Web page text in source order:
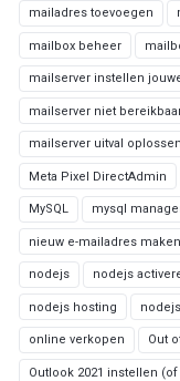
mailadres toevoegen
mailbox beheer
mailserver instellen
mailserver niet
mailserver uitval oplossen
Meta Pixel DirectAdmin
MySQL mysql
nieuw e-mailadres maken
nodejs nodejs
nodejs hosting
online verkopen Out
Outlook 2021 instellen